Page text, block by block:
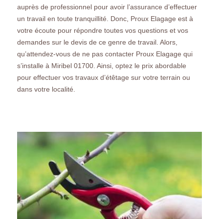
auprès de professionnel pour avoir l’assurance d’effectuer
un travail en toute tranquillité. Donc, Proux Elagage est à
votre écoute pour répondre toutes vos questions et vos
demandes sur le devis de ce genre de travail. Alors,
qu’attendez-vous de ne pas contacter Proux Elagage qui
s’installe à Miribel 01700. Ainsi, optez le prix abordable
pour effectuer vos travaux d’étêtage sur votre terrain ou
dans votre localité.